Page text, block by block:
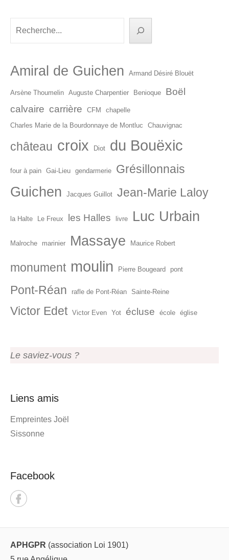
Amiral de Guichen Armand Désiré Blouët
Arsène Thoumelin Auguste Charpentier Benioque
Boël
calvaire carrière CFM
chapelle
Charles Marie de la Bourdonnaye de Montluc
Chauvignac
château croix Diot du Bouëxic
four à pain Gai-Lieu gendarmerie Grésillonnais
Guichen Jacques Guillot Jean-Marie Laloy
la Halte Le Freux les Halles livre Luc Urbain
Malroche marinier Massaye Maurice Robert
monument moulin Pierre Bougeard pont
Pont-Réan rafle de Pont-Réan Sainte-Reine
Victor Edet Victor Even Yot écluse école église
Le saviez-vous ?
Liens amis
Empreintes Joël
Sissonne
Facebook
APHGPR (association Loi 1901)